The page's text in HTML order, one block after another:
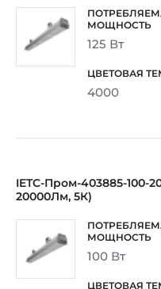
125 Вт
4000
IETC-Пром-403885-100-
20000Лм, 5К)
100 Вт